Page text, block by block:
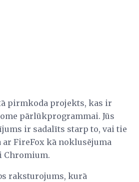
pirmkoda projekts, kas ir
pārlūkprogrammai. Jūs
ir sadalīts starp to, vai tie
FireFox kā noklusējuma
Chromium.
raksturojums, kurā